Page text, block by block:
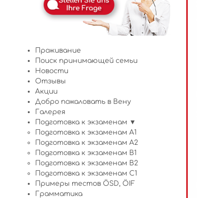
Проживание
Поиск принимающей семьи
Новости
Отзывы
Акции
Добро пожаловать в Вену
Галерея
Подготовка к экзаменам ▼
Подготовка к экзаменам A1
Подготовка к экзаменам A2
Подготовка к экзаменам B1
Подготовка к экзаменам B2
Подготовка к экзаменам C1
Примеры тестов ÖSD, ÖIF
Грамматика